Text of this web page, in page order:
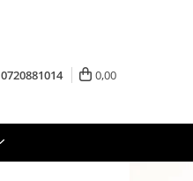
0720881014 0,00